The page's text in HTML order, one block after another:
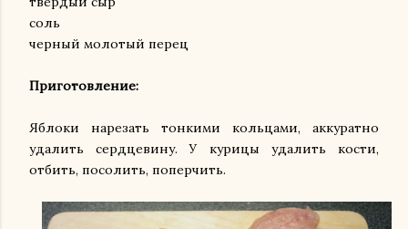
соль
черный молотый перец
Приготовление:
Яблоки нарезать тонкими кольцами, аккуратно
удалить сердцевину. У курицы удалить кости,
отбить, посолить, поперчить.